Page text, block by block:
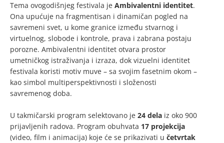
Tema ovogodišnjeg festivala je Ambivalentni identitet.
Ona upućuje na fragmentisan i dinamičan pogled na
savremeni svet, u kome granice između stvarnog i
virtuelnog, slobode i kontrole, prava i zabrana postaju
porozne. Ambivalentni identitet otvara prostor
umetničkog istraživanja i izraza, dok vizuelni identitet
festivala koristi motiv muve – sa svojim fasetnim okom –
kao simbol multiperspektivnosti i složenosti
savremenog doba.
U takmičarski program selektovano je 24 dela iz oko 900
prijavljenih radova. Program obuhvata 17 projekcija
(video, film i animacija) koje će se prikazivati u četvrtak